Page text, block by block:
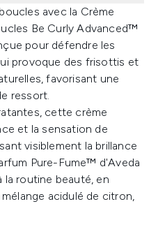
avec la Crème
Be Curly Advanced™
pour défendre les
provoque des frisottis et
favorisant une
ressort.
cette crème
et la sensation de
visiblement la brillance
Pure-Fume™ d'Aveda
routine beauté, en
acidulé de citron,